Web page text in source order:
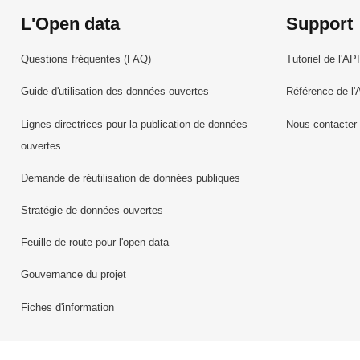
L'Open data
Questions fréquentes (FAQ)
Guide d'utilisation des données ouvertes
Lignes directrices pour la publication de données
ouvertes
Demande de réutilisation de données publiques
Stratégie de données ouvertes
Feuille de route pour l'open data
Gouvernance du projet
Fiches d'information
Support
Tutoriel de l'API
Référence de
Nous contacter